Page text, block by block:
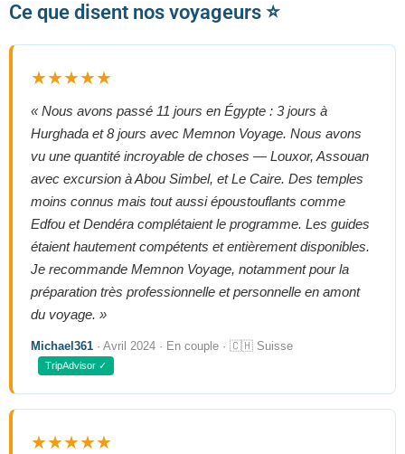
Ce que disent nos voyageurs ⭐
★★★★★
« Nous avons passé 11 jours en Égypte : 3 jours à
Hurghada et 8 jours avec Memnon Voyage. Nous avons
vu une quantité incroyable de choses — Louxor, Assouan
avec excursion à Abou Simbel, et Le Caire. Des temples
moins connus mais tout aussi époustouflants comme
Edfou et Dendéra complétaient le programme. Les guides
étaient hautement compétents et entièrement disponibles.
Je recommande Memnon Voyage, notamment pour la
préparation très professionnelle et personnelle en amont
du voyage. »
Michael361 · Avril 2024 · En couple · 🇨🇭 Suisse
TripAdvisor ✓
★★★★★